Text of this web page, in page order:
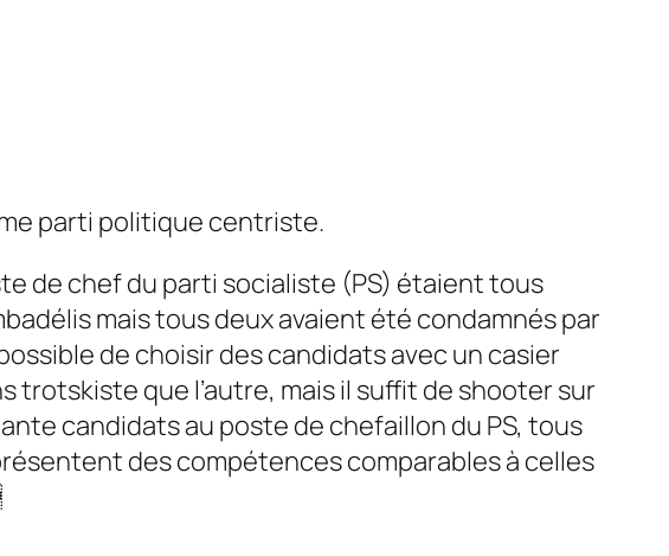
parti politique centriste.
de chef du parti socialiste (PS) étaient tous
mais tous deux avaient été condamnés par
de choisir des candidats avec un casier
trotskiste que l’autre, mais il suffit de shooter sur
candidats au poste de chefaillon du PS, tous
des compétences comparables à celles